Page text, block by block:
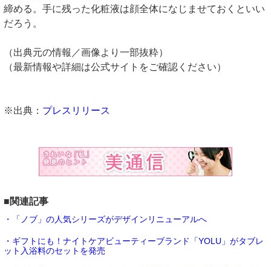
締める。手に残った化粧液は顔全体になじませておくといい
だろう。
（出典元の情報／画像より一部抜粋）
（最新情報や詳細は公式サイトをご確認ください）
※出典： プレスリリース
■関連記事
・「ノブ」の人気シリーズがデザインリニューアルへ
・ギフトにも！ナイトケアビューティーブランド「YOLU」がタブレ
ット入浴料のセットを発売